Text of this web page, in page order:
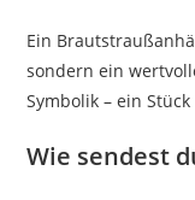
Ein
sondern ein
Symbolik – ein
Wie sendest